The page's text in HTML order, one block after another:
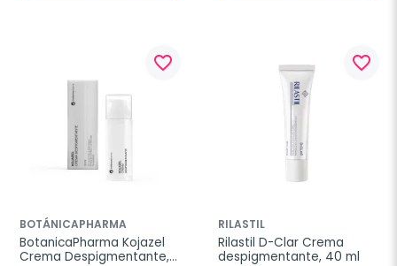
favorite_border
BOTÁNICAPHARMA
BotanicaPharma Kojazel
Crema Despigmentante,
favorite_border
RILASTIL
Rilastil D-Clar Crema
despigmentante, 40 ml